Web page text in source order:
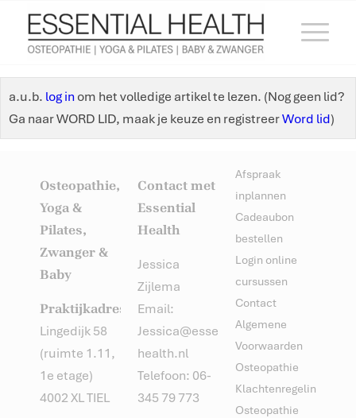
a.u.b. log inom het volledige artikel te lezen. (Nog geen lid?
Ga naar WORD LID, maak je keuze en registreerWord lid)
Osteopathie,
Yoga &
Pilates,
Zwanger &
Baby
Praktijkadres:
Lingedijk 58
(ruimte 1.11,
1e etage)
4002 XL TIEL
Contact met
Essential
Health
Jessica
Zijlema
Email:
Jessica@essential-
health.nl
Telefoon: 06-
345 79 773
Afspraak
inplannen
Cadeaubon
bestellen
Login online
cursussen
Contact
Algemene
Voorwaarden
Osteopathie
Klachtenregeling
Osteopathie